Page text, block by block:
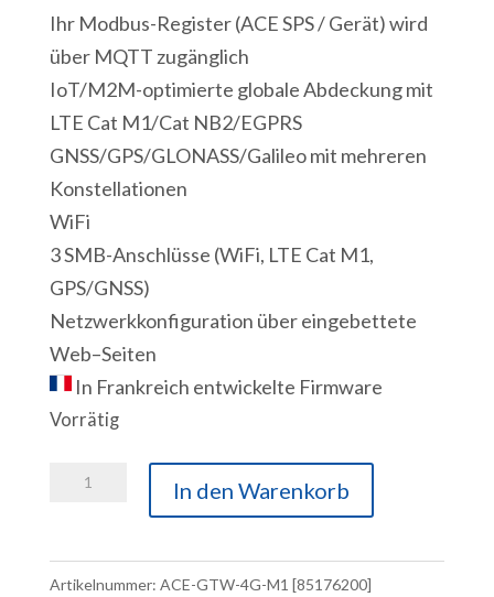
Ihr Modbus-Register (ACE SPS / Gerät) wird
über MQTT zugänglich
IoT/M2M-optimierte globale Abdeckung mit
LTE Cat M1/Cat NB2/EGPRS
GNSS/GPS/GLONASS/Galileo mit mehreren
Konstellationen
WiFi
3 SMB-Anschlüsse (WiFi, LTE Cat M1,
GPS/GNSS)
Netzwerkkonfiguration übereingebettete
Web–Seiten
In Frankreich entwickelte Firmware
Vorrätig
ACE-
M1
In den Warenkorb
Artikelnummer: ACE-GTW-4G-M1 [85176200]